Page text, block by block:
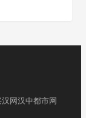
网汉中都市网